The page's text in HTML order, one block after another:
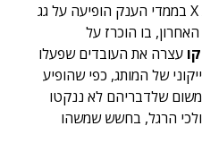
, האות X בממדי הענק הופיעה על גג
בו הוכרז על
עצרה את העובדים שפעלו
של המותג, כפי שהופיע
שלדבריהם לא ננקטו
הרגל, בחשש שמשהו